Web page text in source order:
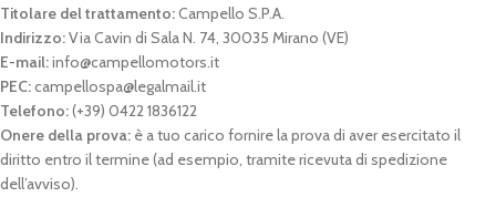
Titolare del trattamento:Campello S.P.A.
Indirizzo:Via Cavin di Sala N. 74, 30035 Mirano (VE)
E-mail:info@campellomotors.it
PEC:campellospa@legalmail.it
Telefono:(+39) 0422 1836122
Onere della prova: è a tuo carico fornire la prova di aver esercitato il
diritto entro il termine (ad esempio, tramite ricevuta di spedizione
dell’avviso).